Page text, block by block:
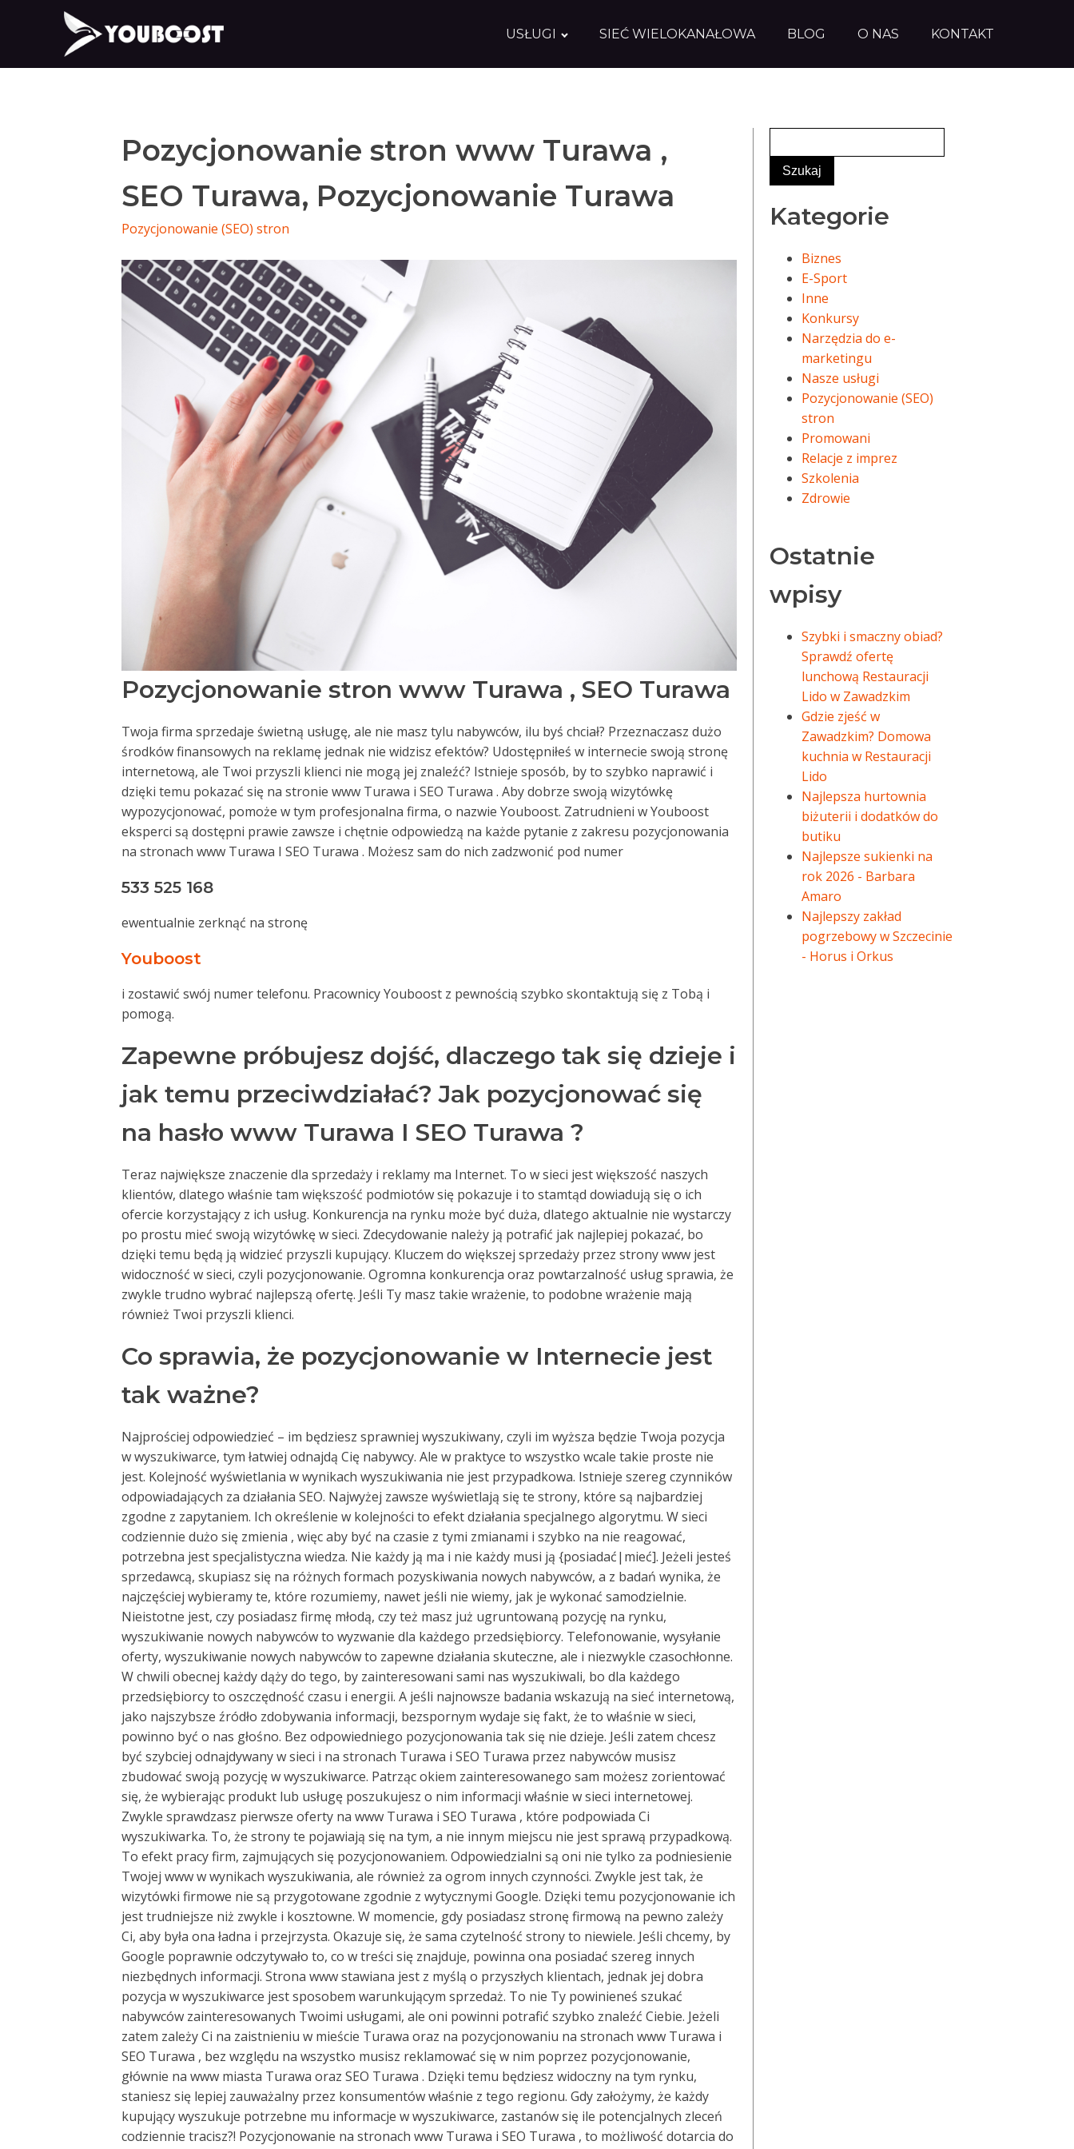
USŁUGI SIEĆ WIELOKANAŁOWA BLOG O NAS KONTAKT
Pozycjonowanie stron www Turawa ,
SEO Turawa, Pozycjonowanie Turawa
Pozycjonowanie (SEO) stron
Pozycjonowanie stron www Turawa , SEO Turawa
Twoja firma sprzedaje świetną usługę, ale nie masz tylu nabywców, ilu byś chciał? Przeznaczasz dużo
środków finansowych na reklamę jednak nie widzisz efektów? Udostępniłeś w internecie swoją stronę
internetową, ale Twoi przyszli klienci nie mogą jej znaleźć? Istnieje sposób, by to szybko naprawić i
dzięki temu pokazać się na stronie www Turawa i SEO Turawa . Aby dobrze swoją wizytówkę
wypozycjonować, pomoże w tym profesjonalna firma, o nazwie Youboost. Zatrudnieni w Youboost
eksperci są dostępni prawie zawsze i chętnie odpowiedzą na każde pytanie z zakresu pozycjonowania
na stronach www Turawa I SEO Turawa . Możesz sam do nich zadzwonić pod numer
533 525 168
ewentualnie zerknąć na stronę
Youboost
i zostawić swój numer telefonu. Pracownicy Youboost z pewnością szybko skontaktują się z Tobą i
pomogą.
Zapewne próbujesz dojść, dlaczego tak się dzieje i
jak temu przeciwdziałać? Jak pozycjonować się
na hasło www Turawa I SEO Turawa ?
Teraz największe znaczenie dla sprzedaży i reklamy ma Internet. To w sieci jest większość naszych
klientów, dlatego właśnie tam większość podmiotów się pokazuje i to stamtąd dowiadują się o ich
ofercie korzystający z ich usług. Konkurencja na rynku może być duża, dlatego aktualnie nie wystarczy
po prostu mieć swoją wizytówkę w sieci. Zdecydowanie należy ją potrafić jak najlepiej pokazać, bo
dzięki temu będą ją widzieć przyszli kupujący. Kluczem do większej sprzedaży przez strony www jest
widoczność w sieci, czyli pozycjonowanie. Ogromna konkurencja oraz powtarzalność usług sprawia, że
zwykle trudno wybrać najlepszą ofertę. Jeśli Ty masz takie wrażenie, to podobne wrażenie mają
również Twoi przyszli klienci.
Co sprawia, że pozycjonowanie w Internecie jest
tak ważne?
Najprościej odpowiedzieć – im będziesz sprawniej wyszukiwany, czyli im wyższa będzie Twoja pozycja
w wyszukiwarce, tym łatwiej odnajdą Cię nabywcy. Ale w praktyce to wszystko wcale takie proste nie
jest. Kolejność wyświetlania w wynikach wyszukiwania nie jest przypadkowa. Istnieje szereg czynników
odpowiadających za działania SEO. Najwyżej zawsze wyświetlają się te strony, które są najbardziej
zgodne z zapytaniem. Ich określenie w kolejności to efekt działania specjalnego algorytmu. W sieci
codziennie dużo się zmienia , więc aby być na czasie z tymi zmianami i szybko na nie reagować,
potrzebna jest specjalistyczna wiedza. Nie każdy ją ma i nie każdy musi ją {posiadać|mieć]. Jeżeli jesteś
sprzedawcą, skupiasz się na różnych formach pozyskiwania nowych nabywców, a z badań wynika, że
najczęściej wybieramy te, które rozumiemy, nawet jeśli nie wiemy, jak je wykonać samodzielnie.
Nieistotne jest, czy posiadasz firmę młodą, czy też masz już ugruntowaną pozycję na rynku,
wyszukiwanie nowych nabywców to wyzwanie dla każdego przedsiębiorcy. Telefonowanie, wysyłanie
oferty, wyszukiwanie nowych nabywców to zapewne działania skuteczne, ale i niezwykle czasochłonne.
W chwili obecnej każdy dąży do tego, by zainteresowani sami nas wyszukiwali, bo dla każdego
przedsiębiorcy to oszczędność czasu i energii. A jeśli najnowsze badania wskazują na sieć internetową,
jako najszybsze źródło zdobywania informacji, bezspornym wydaje się fakt, że to właśnie w sieci,
powinno być o nas głośno. Bez odpowiedniego pozycjonowania tak się nie dzieje. Jeśli zatem chcesz
być szybciej odnajdywany w sieci i na stronach Turawa i SEO Turawa przez nabywców musisz
zbudować swoją pozycję w wyszukiwarce. Patrząc okiem zainteresowanego sam możesz zorientować
się, że wybierając produkt lub usługę poszukujesz o nim informacji właśnie w sieci internetowej.
Zwykle sprawdzasz pierwsze oferty na www Turawa i SEO Turawa , które podpowiada Ci
wyszukiwarka. To, że strony te pojawiają się na tym, a nie innym miejscu nie jest sprawą przypadkową.
To efekt pracy firm, zajmujących się pozycjonowaniem. Odpowiedzialni są oni nie tylko za podniesienie
Twojej www w wynikach wyszukiwania, ale również za ogrom innych czynności. Zwykle jest tak, że
wizytówki firmowe nie są przygotowane zgodnie z wytycznymi Google. Dzięki temu pozycjonowanie ich
jest trudniejsze niż zwykle i kosztowne. W momencie, gdy posiadasz stronę firmową na pewno zależy
Ci, aby była ona ładna i przejrzysta. Okazuje się, że sama czytelność strony to niewiele. Jeśli chcemy, by
Google poprawnie odczytywało to, co w treści się znajduje, powinna ona posiadać szereg innych
niezbędnych informacji. Strona www stawiana jest z myślą o przyszłych klientach, jednak jej dobra
pozycja w wyszukiwarce jest sposobem warunkującym sprzedaż. To nie Ty powinieneś szukać
nabywców zainteresowanych Twoimi usługami, ale oni powinni potrafić szybko znaleźć Ciebie. Jeżeli
zatem zależy Ci na zaistnieniu w mieście Turawa oraz na pozycjonowaniu na stronach www Turawa i
SEO Turawa , bez względu na wszystko musisz reklamować się w nim poprzez pozycjonowanie,
głównie na www miasta Turawa oraz SEO Turawa . Dzięki temu będziesz widoczny na tym rynku,
staniesz się lepiej zauważalny przez konsumentów właśnie z tego regionu. Gdy założymy, że każdy
kupujący wyszukuje potrzebne mu informacje w wyszukiwarce, zastanów się ile potencjalnych zleceń
codziennie tracisz?! Pozycjonowanie na stronach www Turawa i SEO Turawa , to możliwość dotarcia do
Kategorie
Biznes
E-Sport
Inne
Konkursy
Narzędzia do e-
marketingu
Nasze usługi
Pozycjonowanie (SEO)
stron
Promowani
Relacje z imprez
Szkolenia
Zdrowie
Ostatnie
wpisy
Szybki i smaczny obiad?
Sprawdź ofertę
lunchową Restauracji
Lido w Zawadzkim
Gdzie zjeść w
Zawadzkim? Domowa
kuchnia w Restauracji
Lido
Najlepsza hurtownia
biżuterii i dodatków do
butiku
Najlepsze sukienki na
rok 2026 - Barbara
Amaro
Najlepszy zakład
pogrzebowy w Szczecinie
- Horus i Orkus